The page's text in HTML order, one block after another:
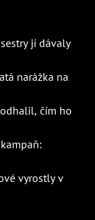
jí dávaly
narážka na
čím ho
vyrostly v